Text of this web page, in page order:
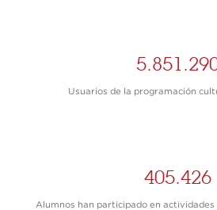
Usuarios de la programación
405.426
Alumnos han participado en actividades